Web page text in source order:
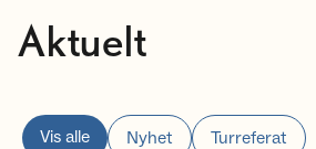
Aktuelt
Vis alle Nyhet Turreferat